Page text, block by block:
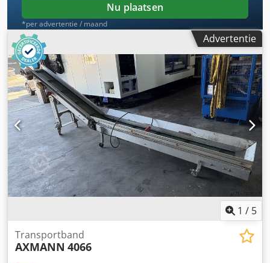
Nu plaatsen
*per advertentie / maand
Advertentie
1 / 5
Transportband
AXMANN 4066